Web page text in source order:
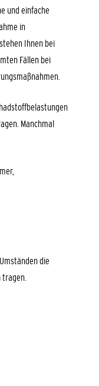
und einfache
in
Ihnen bei
Fällen bei
Manchmal
die